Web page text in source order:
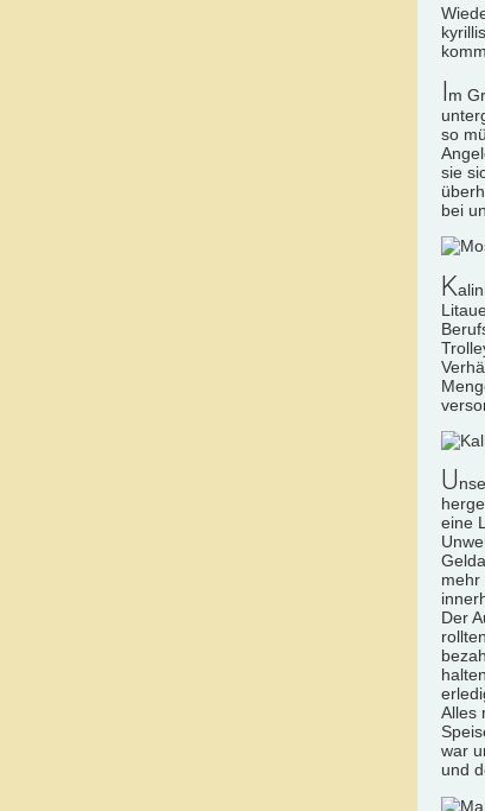
Im
so
sie
bei
K
U
eine
mehr
Der
Alles
war
und